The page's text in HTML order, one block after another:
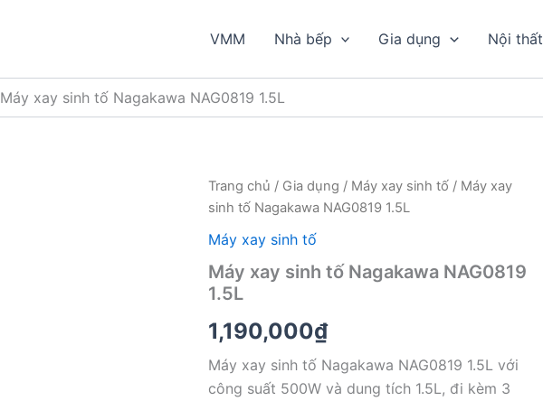
VMM Nhà bếp Gia dụng Nội thất
Máy xay sinh tố Nagakawa NAG0819 1.5L
Trang chủ / Gia dụng / Máy xay sinh tố/ Máy xay
sinh tố Nagakawa NAG0819 1.5L
Máy xay sinh tố
Máy xay sinh tố Nagakawa NAG0819
1.5L
1,190,000₫
Máy xay sinh tố Nagakawa NAG0819 1.5L với
công suất 500W và dung tích 1.5L, đi kèm 3